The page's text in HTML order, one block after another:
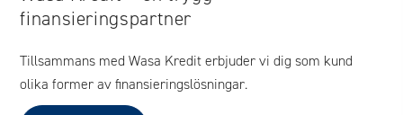
finansieringspartner
Tillsammans med Wasa Kredit erbjuder vi dig som kund
olika former av finansieringslösningar.